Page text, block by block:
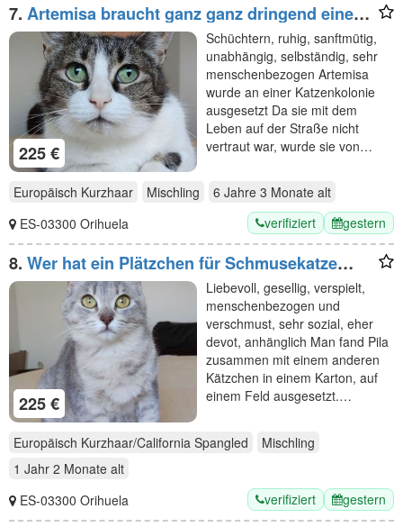
7. Artemisa braucht ganz ganz dringend einen
Pflegeplatz (oder gleich ein Zuhause)!
225 €
Schüchtern, ruhig, sanftmütig,
unabhängig, selbständig, sehr
menschenbezogen Artemisa
wurde an einer Katzenkolonie
ausgesetzt Da sie mit dem
Leben auf der Straße nicht
vertraut war, wurde sie von…
Europäisch Kurzhaar Mischling 6 Jahre 3 Monate alt
ES-03300 Orihuela
verifiziert gestern
8. Wer hat ein Plätzchen für Schmusekatze
Pila? Eilt sehr!
225 €
Liebevoll, gesellig, verspielt,
menschenbezogen und
verschmust, sehr sozial, eher
devot, anhänglich Man fand Pila
zusammen mit einem anderen
Kätzchen in einem Karton, auf
einem Feld ausgesetzt.…
Europäisch Kurzhaar/California Spangled
Mischling
1 Jahr 2 Monate alt
ES-03300 Orihuela
verifiziert gestern